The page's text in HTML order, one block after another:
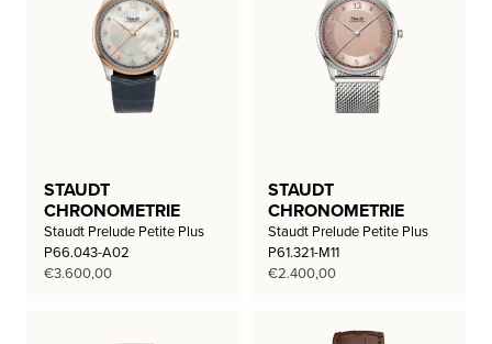
STAUDT
CHRONOMETRIE
Staudt Prelude Petite Plus
P66.043-A02
€3.600,00
STAUDT
CHRONOMETRIE
Staudt Prelude Petite Plus
P61.321-M11
€2.400,00